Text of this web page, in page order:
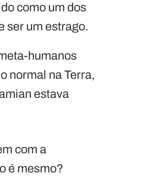
como um dos
ser um estrago.
humanos
normal na Terra,
estava
com a
é mesmo?